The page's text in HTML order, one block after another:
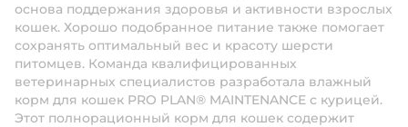
основа поддержания здоровья и активности взрослых
кошек. Хорошо подобранное питание также помогает
сохранять оптимальный вес и красоту шерсти
питомцев. Команда квалифицированных
ветеринарных специалистов разработала влажный
корм для кошек PRO PLAN® MAINTENANCE с курицей.
Этот полнорационный корм для кошек содержит